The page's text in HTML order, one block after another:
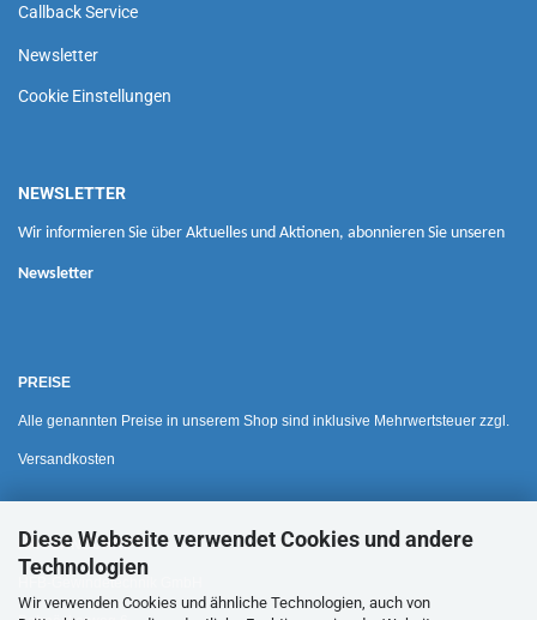
Diese Webseite verwendet Cookies und andere
Technologien
Wir verwenden Cookies und ähnliche Technologien, auch von
Callback Service
Newsletter
Cookie Einstellungen
NEWSLETTER
Wir informieren Sie über Aktuelles und Aktionen, abonnieren Sie unseren
Newsletter
PREISE
Alle genannten Preise in unserem Shop sind inklusive Mehrwertsteuer zzgl.
Versandkosten
HAUSANSCHRIFT
HFB-Gewindetechnik GmbH